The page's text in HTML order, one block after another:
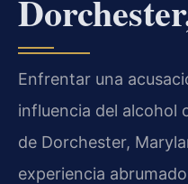
Enfrentar una
influencia del alcohol
de Dorchester,
experiencia